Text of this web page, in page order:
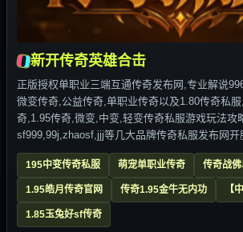
新开传奇英雄合击
正版授权单职业三端互通传奇发布网,专业解说
微变传奇,公益传奇,单职业传奇以及1.80传奇私
奇,1.95传奇,微变,中变,轻变传奇私服游戏玩法攻
sf999,99j,zhaosf,jjj等几大品牌传奇私服发布网
195中变传奇私服 萌宠单职业传奇 传奇战
1.95皓月传奇官网 传奇1.95金牛无内功 【
1.85玉兔好sf传奇